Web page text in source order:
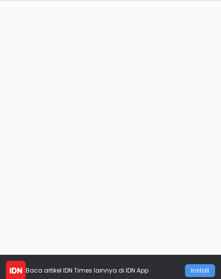
Baca artikel IDN Times lainnya di IDN App Install